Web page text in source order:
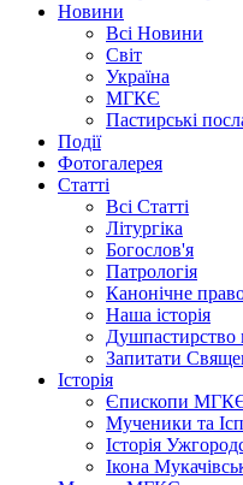
Новини
Всі Новини
Світ
Україна
МГКЄ
Пастирські
Події
Фотогалерея
Статті
Всі Статті
Літургіка
Богослов'я
Патрологія
Канонічне
Наша історія
Душпастирство
Запитати
Історія
Єпископи
Мученики та
Історія
Ікона